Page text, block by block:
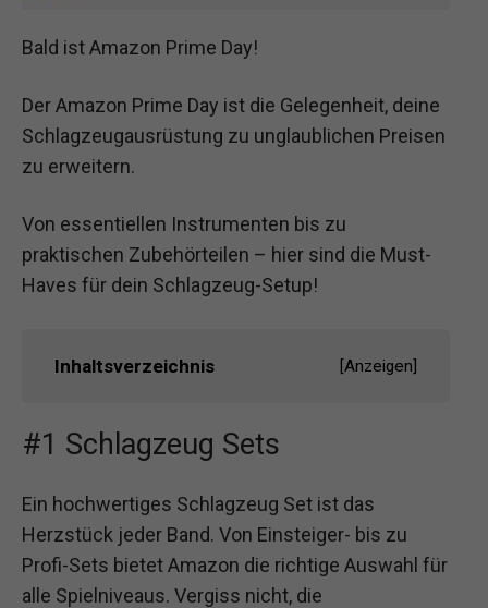
Bald ist Amazon Prime Day!
Der Amazon Prime Day ist die Gelegenheit, deine
Schlagzeugausrüstung zu unglaublichen Preisen
zu erweitern.
Von essentiellen Instrumenten bis zu
praktischen Zubehörteilen – hier sind die Must-
Haves für dein Schlagzeug-Setup!
Inhaltsverzeichnis [Anzeigen]
#1 Schlagzeug Sets
Ein hochwertiges Schlagzeug Set ist das
Herzstück jeder Band. Von Einsteiger- bis zu
Profi-Sets bietet Amazon die richtige Auswahl für
alle Spielniveaus. Vergiss nicht, die